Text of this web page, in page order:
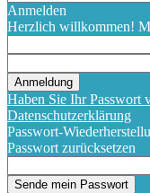
Anmelden
Herzlich willkommen!
Haben Sie Ihr Passwort
Datenschutzerklärung
Passwort-
Passwort zurücksetzen